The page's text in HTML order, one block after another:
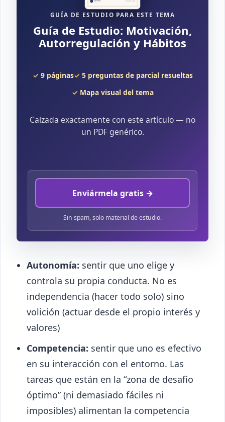
GUÍA DE ESTUDIO PARA ESTE TEMA
Guía de Estudio: Motivación,
Autorregulación y Hábitos
9 páginas
5 preguntas de parcial resueltas
Mapa visual del tema
Calzada exactamente con este artículo — no
un PDF genérico.
Enviármela gratis →
Sin spam, solo material de estudio.
Autonomía: sentir que uno elige y
controla su propia conducta. No es
independencia (hacer todo solo) sino
volición (actuar desde el propio interés y
valores)
Competencia: sentir que uno es efectivo
en su interacción con el entorno. Las
tareas que están en la “zona de desafío
óptimo” (ni demasiado fáciles ni
imposibles) alimentan la competencia